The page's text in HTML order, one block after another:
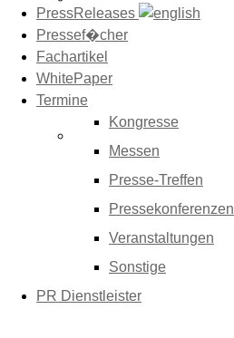
PressReleases
Pressef�cher
Fachartikel
WhitePaper
Termine
Kongresse
Messen
Presse-Treffen
Pressekonferenzen
Veranstaltungen
Sonstige
PR Dienstleister